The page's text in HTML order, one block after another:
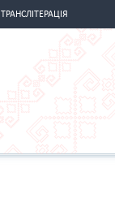
ТРАНСЛІТЕРАЦІЯ